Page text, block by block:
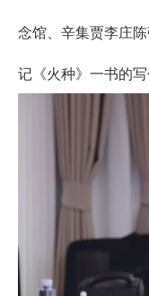
念馆、辛集贾李庄
记《火种》一书的写